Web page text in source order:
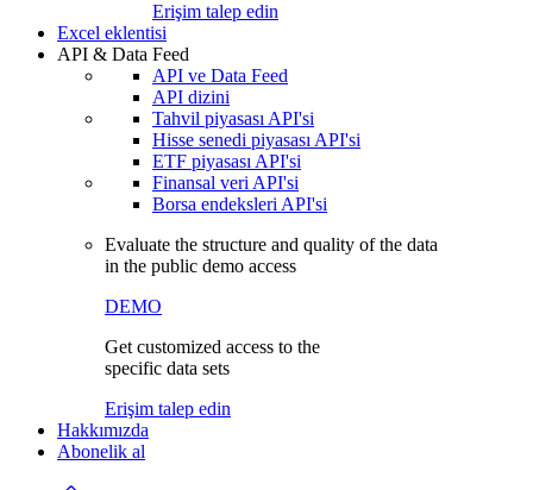
Erişim talep edin
Excel eklentisi
API & Data Feed
API ve Data Feed
API dizini
Tahvil piyasası API'si
Hisse senedi piyasası API'si
ETF piyasası API'si
Finansal veri API'si
Borsa endeksleri API'si
Evaluate the structure and quality of the data
in the public demo access
DEMO
Get customized access to the
specific data sets
Erişim talep edin
Hakkımızda
Abonelik al